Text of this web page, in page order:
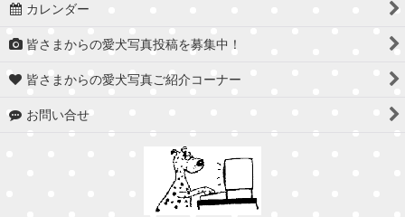
カレンダー
皆さまからの愛犬写真投稿を募集中！
皆さまからの愛犬写真ご紹介コーナー
お問い合せ